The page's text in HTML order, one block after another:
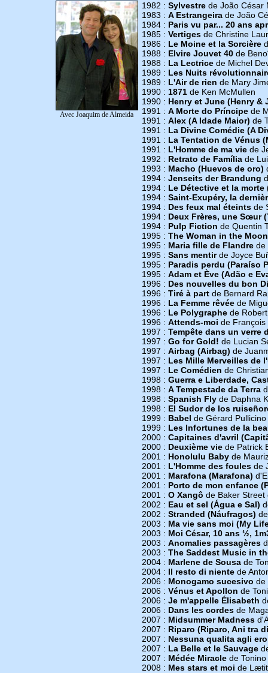
Avec Joaquim de Almeida
1982 : Sylvestre de João César
1983 : A Estrangeira de João
1984 : Paris vu par... 20 ans
1985 : Vertiges de Christine
1986 : Le Moine et la Sorcière
1988 : Elvire Jouvet 40 de
1988 : La Lectrice de Michel
1989 : Les Nuits
1989 : L'Air de rien de Mary
1990 : 1871 de Ken McMullen
1990 : Henry et June (Henry &
1991 : A Morte do Príncipe de
1991 : Alex (A Idade Maior) de
1991 : La Divine Comédie (A
1991 : La Tentation de Vénus
1991 : L'Homme de ma vie de
1992 : Retrato de Família de
1993 : Macho (Huevos de oro)
1994 : Jenseits der Brandung
1994 : Le Détective et la
1994 : Saint-Exupéry, la
1994 : Des feux mal éteints de
1994 : Deux Frères, une Sœur
1994 : Pulp Fiction de Quentin
1995 : The Woman in the Moon
1995 : Maria fille de Flandre de
1995 : Sans mentirde Joyce
1995 : Paradis perdu (Paraíso
1995 : Adam et Ève (Adão e
1996 : Des nouvelles du bon
1996 : Tiré à part de Bernard
1996 : La Femme rêvée de
1996 : Le Polygraphe de
1996 : Attends-moi de François
1997 : Tempête dans un verre
1997 : Go for Gold! de Lucian
1997 : Airbag (Airbag) de
1997 : Les Mille Merveilles de
1997 : Le Comédien de
1998 : Guerra e Liberdade,
1998 : A Tempestade da Terra
1998 : Spanish Fly de Daphna
1998 : El Sudor de los
1999 : Babel de Gérard Pullicino
1999 : Les Infortunes de la
2000 : Capitaines d'avril
2000 : Deuxième vie de Patrick
2001 : Honolulu Baby de
2001 : L'Homme des foules de
2001 : Marafona (Marafona)
2001 : Porto de mon enfance
2001 : O Xangô de Baker
2002 : Eau et sel (Água e Sal)
2002 : Stranded (Náufragos)
2003 : Ma vie sans moi (My
2003 : Moi César, 10 ans ½,
2003 : Anomalies passagères
2003 : The Saddest Music in
2004 : Marlene de Sousa de
2004 : Il resto di niente de
2006 : Monogamo sucesivo de
2006 : Vénus et Apollon de
2006 : Je m'appelle Élisabeth
2006 : Dans les cordes de
2007 : Midsummer Madness
2007 : Riparo (Riparo, Ani tra
2007 : Nessuna qualita agli
2007 : La Belle et le Sauvage
2007 : Médée Miracle de
2008 : Mes stars et moi de